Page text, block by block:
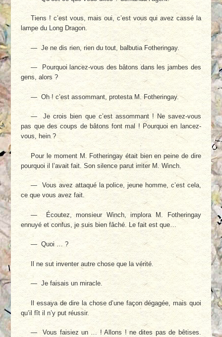
Tiens ! c’est vous, mais oui, c’est vous qui avez cassé la
lampe du Long Dragon.
— Je ne dis rien, rien du tout, balbutia Fo­theringay.
— Pourquoi lancez-vous des bâtons dans les jambes des
gens, alors ?
— Oh ! c’est assommant, protesta M. Fo­theringay.
— Je crois bien que c’est assommant ! Ne savez-vous
pas que des coups de bâtons font mal ! Pourquoi en lancez-
vous, hein ?
Pour le moment M. Fotheringay était bien en peine de dire
pourquoi il l’avait fait. Son si­lence parut irriter M. Winch.
— Vous avez attaqué la police, jeune homme, c’est cela,
ce que vous avez fait.
— Écoutez, monsieur Winch, implora M. Fotheringay
ennuyé et confus, je suis bien fâché. Le fait est que…
— Quoi … ?
Il ne sut inventer autre chose que la vérité.
— Je faisais un miracle.
Il essaya de dire la chose d’une façon déga­gée, mais quoi
qu’il fît il n’y put réussir.
— Vous faisiez un … ! Allons ! ne dites pas de bêtises.